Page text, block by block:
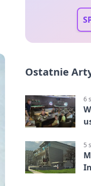
Ostatnie
6
5